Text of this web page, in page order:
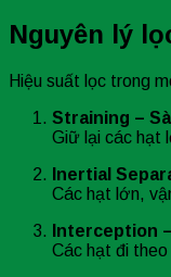
Nguyên lý
Hiệu suất lọc trong
Straining –
Giữ lại các hạt
Inertial
Các hạt lớn,
Interception
Các hạt đi